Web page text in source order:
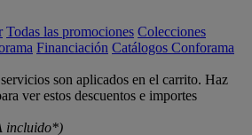
Todas las promociones Colecciones
Financiación Catálogos Conforama
son aplicados en el carrito. Haz
ver estos descuentos e importes
incluido*)